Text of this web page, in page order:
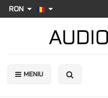
RON
MENIU